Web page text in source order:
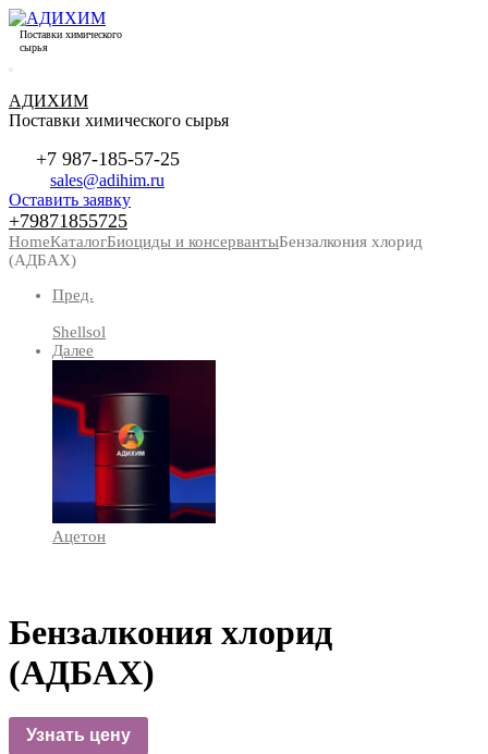
Поставки химического
сырья
АДИХИМ
Поставки химического сырья
+7 987-185-57-25
sales@adihim.ru
Оставить заявку
+79871855725
HomeКаталогБиоциды и консервантыБензалкония хлорид
(АДБАХ)
Пред.
Shellsol
Далее
Ацетон
Бензалкония хлорид
(АДБАХ)
Узнать цену